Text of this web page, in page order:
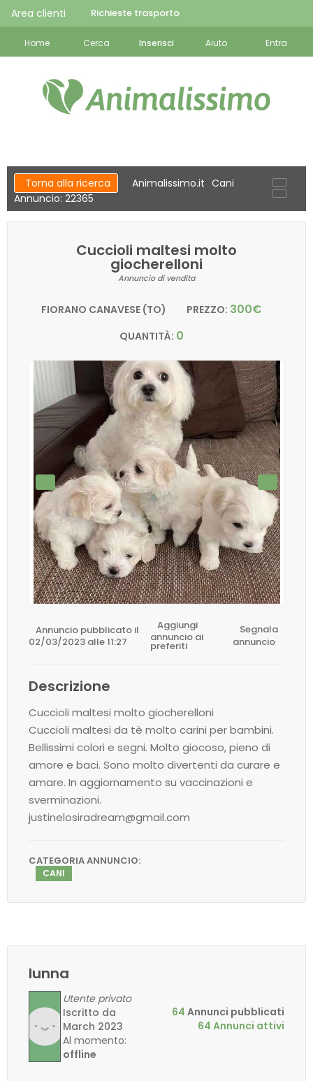
Area clienti Richieste trasporto
Home Cerca Inserisci Aiuto Entra
Torna alla ricerca Animalissimo.it Cani
Annuncio: 22365
Cuccioli maltesi molto
giocherelloni
Annuncio di vendita
FIORANO CANAVESE (TO) PREZZO: 300€
QUANTITÀ: 0
Annuncio pubblicato il
02/03/2023 alle 11:27
Aggiungi
annuncio ai
preferiti
Segnala
annuncio
Descrizione
Cuccioli maltesi molto giocherelloni
Cuccioli maltesi da tè molto carini per bambini.
Bellissimi colori e segni. Molto giocoso, pieno di
amore e baci. Sono molto divertenti da curare e
amare. In aggiornamento su vaccinazioni e
sverminazioni.
justinelosiradream@gmail.com
CATEGORIA ANNUNCIO:
CANI
lunna
Utente privato
Iscritto da
March 2023
Al momento:
offline
64 Annunci pubblicati
64 Annunci attivi